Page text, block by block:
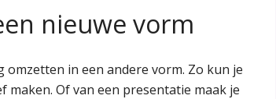
nieuwe vorm
in een andere vorm. Zo kun je
Of van een presentatie maak je